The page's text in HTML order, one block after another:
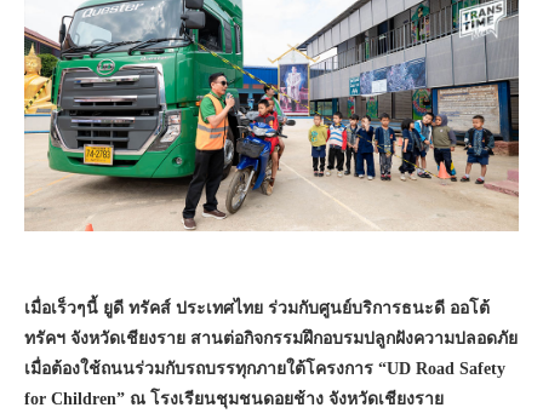
เมื่อเร็วๆนี้ ยูดี ทรัคส์ ประเทศไทย ร่วมกับศูนย์บริการธนะดี ออโต้
ทรัคฯ จังหวัดเชียงราย สานต่อกิจกรรมฝึกอบรมปลูกฝังความปลอดภัย
เมื่อต้องใช้ถนนร่วมกับรถบรรทุกภายใต้โครงการ “UD Road Safety
for Children” ณ โรงเรียนชุมชนดอยช้าง จังหวัดเชียงราย